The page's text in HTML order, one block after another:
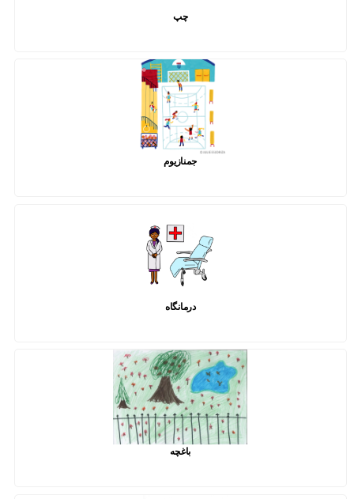
چپ
جمنازیوم
درمانگاه
باغچه